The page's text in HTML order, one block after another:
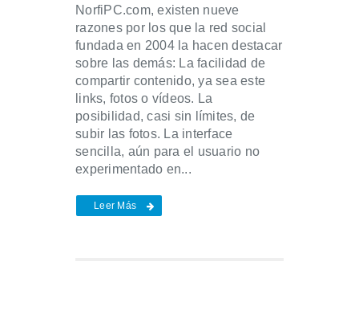
NorfiPC.com, existen nueve
razones por los que la red social
fundada en 2004 la hacen destacar
sobre las demás: La facilidad de
compartir contenido, ya sea este
links, fotos o vídeos. La
posibilidad, casi sin límites, de
subir las fotos. La interface
sencilla, aún para el usuario no
experimentado en...
Leer Más